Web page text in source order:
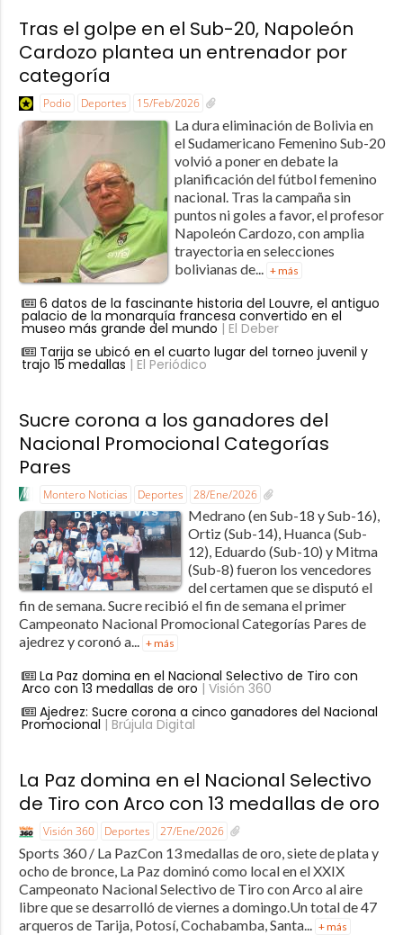
Tras el golpe en el Sub-20, Napoleón
Cardozo plantea un entrenador por
categoría
Podio Deportes 15/Feb/2026
La dura eliminación de Bolivia en
el Sudamericano Femenino Sub-20
volvió a poner en debate la
planificación del fútbol femenino
nacional. Tras la campaña sin
puntos ni goles a favor, el profesor
Napoleón Cardozo, con amplia
trayectoria en selecciones
bolivianas de...
+ más
6 datos de la fascinante historia del Louvre, el antiguo
palacio de la monarquía francesa convertido en el
museo más grande del mundo | El Deber
Tarija se ubicó en el cuarto lugar del torneo juvenil y
trajo 15 medallas | El Periódico
Sucre corona a los ganadores del
Nacional Promocional Categorías
Pares
Montero Noticias Deportes 28/Ene/2026
Medrano (en Sub-18 y Sub-16),
Ortiz (Sub-14), Huanca (Sub-
12), Eduardo (Sub-10) y Mitma
(Sub-8) fueron los vencedores
del certamen que se disputó el
fin de semana. Sucre recibió el fin de semana el primer
Campeonato Nacional Promocional Categorías Pares de
ajedrez y coronó a... + más
La Paz domina en el Nacional Selectivo de Tiro con
Arco con 13 medallas de oro | Visión 360
Ajedrez: Sucre corona a cinco ganadores del Nacional
Promocional | Brújula Digital
La Paz domina en el Nacional Selectivo
de Tiro con Arco con 13 medallas de oro
Visión 360 Deportes 27/Ene/2026
Sports 360 / La PazCon 13 medallas de oro, siete de plata y
ocho de bronce, La Paz dominó como local en el XXIX
Campeonato Nacional Selectivo de Tiro con Arco al aire
libre que se desarrolló de viernes a domingo.Un total de 47
arqueros de Tarija, Potosí, Cochabamba, Santa... + más